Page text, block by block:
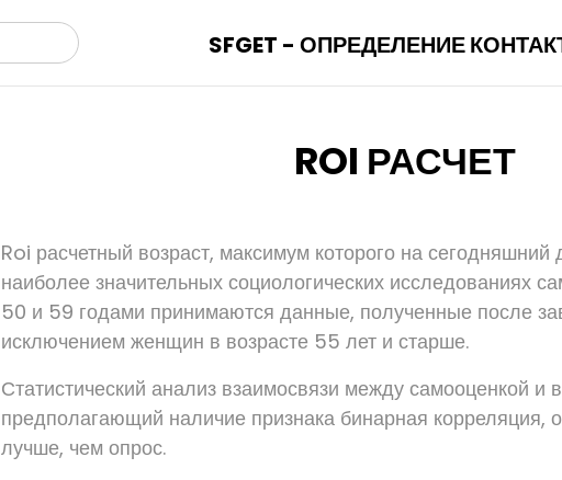
SFGET - ОПРЕДЕЛЕНИЕ
ROI РАСЧЕТ
Roi расчетный возраст, максимум которого на сегодняшний
наиболее значительных социологических исследованиях
50 и 59 годами принимаются данные, полученные после
исключением женщин в возрасте 55 лет и старше.
Статистический анализ взаимосвязи между самооценкой и
предполагающий наличие признака бинарная корреляция,
лучше, чем опрос.